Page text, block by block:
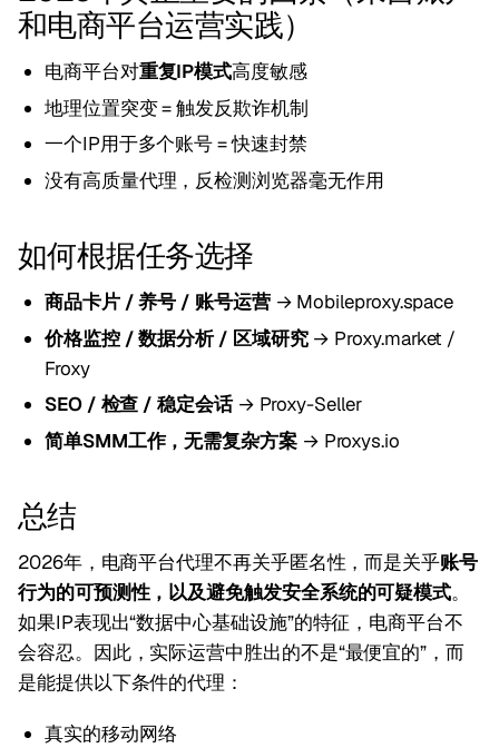
和电商平台运营实践）
电商平台对重复IP模式高度敏感
地理位置突变 = 触发反欺诈机制
一个IP用于多个账号 = 快速封禁
没有高质量代理，反检测浏览器毫无作用
如何根据任务选择
商品卡片 / 养号 / 账号运营→ Mobileproxy.space
价格监控 / 数据分析 / 区域研究→ Proxy.market /
Froxy
SEO / 检查 / 稳定会话→ Proxy-Seller
简单SMM工作，无需复杂方案→ Proxys.io
总结
2026年，电商平台代理不再关乎匿名性，而是关乎账号
行为的可预测性，以及避免触发安全系统的可疑模式。
如果IP表现出“数据中心基础设施”的特征，电商平台不
会容忍。因此，实际运营中胜出的不是“最便宜的”，而
是能提供以下条件的代理：
真实的移动网络